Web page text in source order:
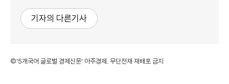
기자의 다른기사
©'5개국어 글로벌 경제신문' 아주경제. 무단전재·재배포 금지